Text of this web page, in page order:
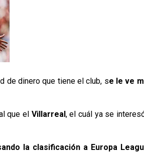
de dinero que tiene el club, se le ve
que el Villarreal, el cuál ya se
la clasificación a Europa